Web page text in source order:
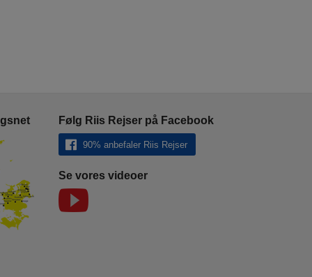
Følg Riis Rejser på Facebook
90% anbefaler Riis Rejser
Se vores videoer